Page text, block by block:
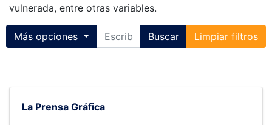
vulnerada, entre otras variables.
Toggle collapse
Más opciones Buscar Limpiar filtros
La Prensa Gráfica